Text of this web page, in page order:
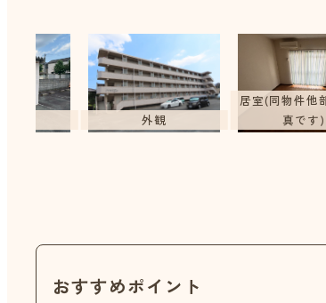
外観
居室(同物件他
真です)
おすすめポイント